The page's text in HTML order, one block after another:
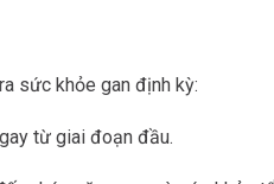
sức khỏe gan định kỳ:
từ giai đoạn đầu.